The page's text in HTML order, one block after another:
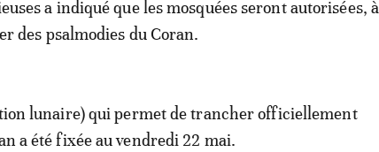
a indiqué que les mosquées seront autorisées, à
des psalmodies du Coran.
lunaire) qui permet de trancher officiellement
a été fixée au vendredi 22 mai.